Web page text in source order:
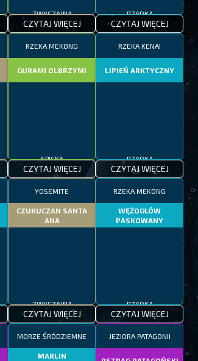
CZYTAJ WIĘCEJ CZYTAJ WIĘCEJ
RZEKA MEKONG
GURAMI OLBRZYMI
CZYTAJ WIĘCEJ
RZEKA KENAI
LIPIEŃ ARKTYCZNY
CZYTAJ WIĘCEJ
YOSEMITE
CZUKUCZAN SANTA
ANA
ZWYCZAJNA
CZYTAJ WIĘCEJ
RZEKA MEKONG
WĘŻOGŁÓW
PASKOWANY
RZADKA
CZYTAJ WIĘCEJ
MORZE ŚRÓDZIEMNE
MARLIN
JEZIORA PATAGONII